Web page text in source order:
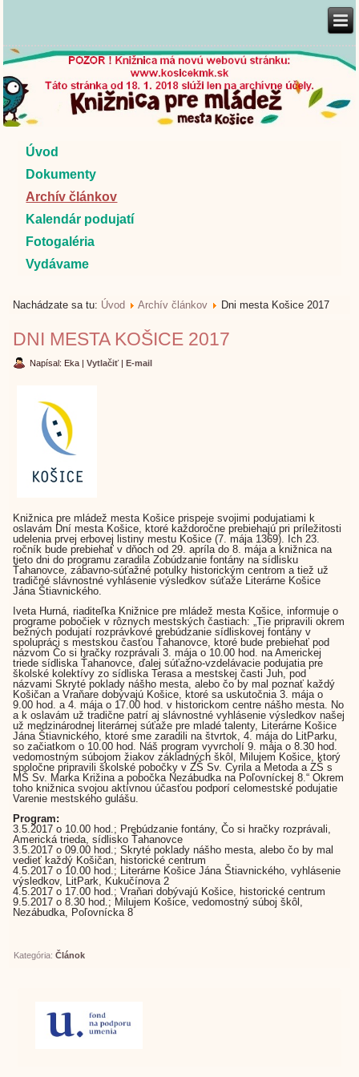
Úvod
Dokumenty
Archív článkov
Kalendár podujatí
Fotogaléria
Vydávame
Nachádzate sa tu: Úvod Archív článkov Dni mesta Košice 2017
DNI MESTA KOŠICE 2017
Napísal: Eka |Vytlačiť |E-mail
Knižnica pre mládež mesta Košice prispeje svojimi podujatiami k
oslavám Dní mesta Košice, ktoré každoročne prebiehajú pri príležitosti
udelenia prvej erbovej listiny mestu Košice (7. mája 1369). Ich 23.
ročník bude prebiehať v dňoch od 29. apríla do 8. mája a knižnica na
tieto dni do programu zaradila Zobúdzanie fontány na sídlisku
Ťahanovce, zábavno-súťažné potulky historickým centrom a tiež už
tradičné slávnostné vyhlásenie výsledkov súťaže Literárne Košice
Jána Štiavnického.
Iveta Hurná, riaditeľka Knižnice pre mládež mesta Košice, informuje o
programe pobočiek v rôznych mestských častiach: „Tie pripravili okrem
bežných podujatí rozprávkové prebúdzanie sídliskovej fontány v
spolupráci s mestskou časťou Ťahanovce, ktoré bude prebiehať pod
názvom Čo si hračky rozprávali 3. mája o 10.00 hod. na Americkej
triede sídliska Ťahanovce, ďalej súťažno-vzdelávacie podujatia pre
školské kolektívy zo sídliska Terasa a mestskej časti Juh, pod
názvami Skryté poklady nášho mesta, alebo čo by mal poznať každý
Košičan a Vraňare dobývajú Košice, ktoré sa uskutočnia 3. mája o
9.00 hod. a 4. mája o 17.00 hod. v historickom centre nášho mesta. No
a k oslavám už tradične patrí aj slávnostné vyhlásenie výsledkov našej
už medzinárodnej literárnej súťaže pre mladé talenty, Literárne Košice
Jána Štiavnického, ktoré sme zaradili na štvrtok, 4. mája do LitParku,
so začiatkom o 10.00 hod. Náš program vyvrcholí 9. mája o 8.30 hod.
vedomostným súbojom žiakov základných škôl, Milujem Košice, ktorý
spoločne pripravili školské pobočky v ZŠ Sv. Cyrila a Metoda a ZŠ s
MŠ Sv. Marka Križina a pobočka Nezábudka na Poľovníckej 8.“ Okrem
toho knižnica svojou aktívnou účasťou podporí celomestské podujatie
Varenie mestského gulášu.
Program:
3.5.2017 o 10.00 hod.; Prebúdzanie fontány, Čo si hračky rozprávali,
Americká trieda, sídlisko Ťahanovce
3.5.2017 o 09.00 hod.; Skryté poklady nášho mesta, alebo čo by mal
vedieť každý Košičan, historické centrum
4.5.2017 o 10.00 hod.; Literárne Košice Jána Štiavnického, vyhlásenie
výsledkov, LitPark, Kukučínova 2
4.5.2017 o 17.00 hod.; Vraňari dobývajú Košice, historické centrum
9.5.2017 o 8.30 hod.; Milujem Košice, vedomostný súboj škôl,
Nezábudka, Poľovnícka 8
Kategória:Článok